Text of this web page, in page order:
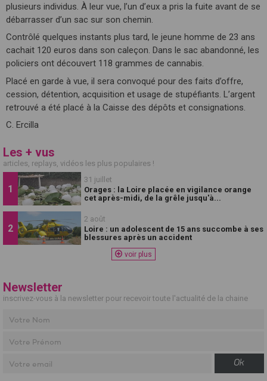
plusieurs individus. À leur vue, l’un d’eux a pris la fuite avant de se
débarrasser d’un sac sur son chemin.
Contrôlé quelques instants plus tard, le jeune homme de 23 ans
cachait 120 euros dans son caleçon. Dans le sac abandonné, les
policiers ont découvert 118 grammes de cannabis.
Placé en garde à vue, il sera convoqué pour des faits d’offre,
cession, détention, acquisition et usage de stupéfiants. L’argent
retrouvé a été placé à la Caisse des dépôts et consignations.
C. Ercilla
Les + vus
articles, replays, vidéos les plus populaires !
31 juillet
Orages : la Loire placée en vigilance orange
cet après-midi, de la grêle jusqu'à...
2 août
Loire : un adolescent de 15 ans succombe à ses
blessures après un accident
voir plus
Newsletter
inscrivez-vous à la newsletter pour recevoir toute l'actualité de la chaine
Ok